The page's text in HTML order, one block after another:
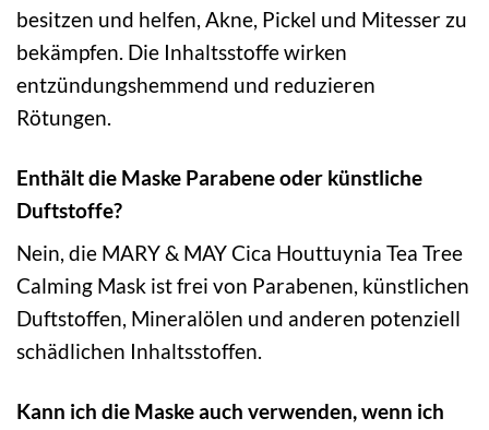
besitzen und helfen, Akne, Pickel und Mitesser zu
bekämpfen. Die Inhaltsstoffe wirken
entzündungshemmend und reduzieren
Rötungen.
Enthält die Maske Parabene oder künstliche
Duftstoffe?
Nein, die MARY & MAY Cica Houttuynia Tea Tree
Calming Mask ist frei von Parabenen, künstlichen
Duftstoffen, Mineralölen und anderen potenziell
schädlichen Inhaltsstoffen.
Kann ich die Maske auch verwenden, wenn ich